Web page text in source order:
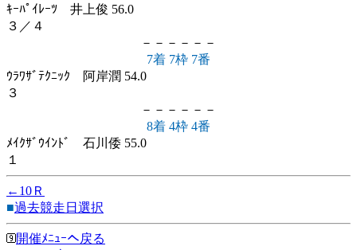
ｷｰﾊﾟｲﾚｰﾂ 井上俊 56.0
３／４
－－－－－－
7着 7枠 7番
ｳﾗﾜｻﾞﾃｸﾆｯｸ 阿岸潤 54.0
３
－－－－－－
8着 4枠 4番
ﾒｲｸｻﾞｳｲﾝﾄﾞ 石川倭 55.0
１
←10Ｒ
■過去競走日選択
開催ﾒﾆｭｰへ戻る